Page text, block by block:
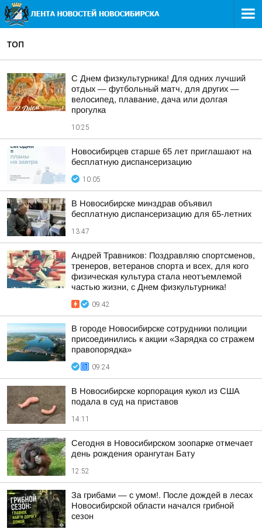
ТОП
С Днем физкультурника! Для одних лучший
отдых — футбольный матч, для других —
велосипед, плавание, дача или долгая
прогулка
10:25
Новосибирцев старше 65 лет приглашают на
бесплатную диспансеризацию
10:05
В Новосибирске минздрав объявил
бесплатную диспансеризацию для 65-летних
13:47
Андрей Травников: Поздравляю спортсменов,
тренеров, ветеранов спорта и всех, для кого
физическая культура стала неотъемлемой
частью жизни, с Днем физкультурника!
09:42
В городе Новосибирске сотрудники полиции
присоединились к акции «Зарядка со стражем
правопорядка»
09:24
В Новосибирске корпорация кукол из США
подала в суд на приставов
14:11
Сегодня в Новосибирском зоопарке отмечает
день рождения орангутан Бату
12:52
За грибами — с умом!. После дождей в лесах
Новосибирской области начался грибной
сезон